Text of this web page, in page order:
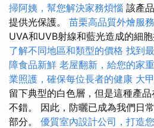
掃阿姨，幫您解決家務煩惱 該產
提供光保護。 苗栗高品質外燴服務
UVA和UVB射線和藍光造成的細胞
了解不同地區和類型的價格 找到
障食品新鮮 老屋翻新，給您的家
業照護，確保每位長者的健康 大
留下典型的白色層，但是這種產
不錯。 因此，防曬已成為我們日
部分。 優質室內設計公司，打造